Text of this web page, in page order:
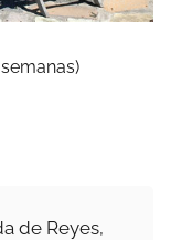
de Reyes,